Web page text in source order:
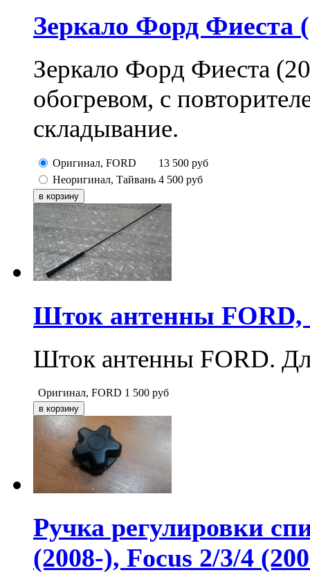
Зеркало Форд Фиеста
Зеркало Форд Фиеста
обогревом, с
складывание.
Оригинал, FORD 13 500 руб
Неоригинал, Тайвань 4 500 руб
Шток антенны FORD,
Шток антенны FORD.
Оригинал, FORD 1 500 руб
Ручка регулировки
(2008-), Focus 2/3/4